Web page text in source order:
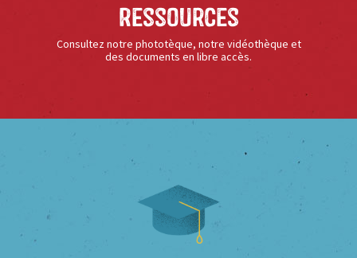
Ressources
Consultez notre phototèque, notre vidéothèque et
des documents en libre accès.